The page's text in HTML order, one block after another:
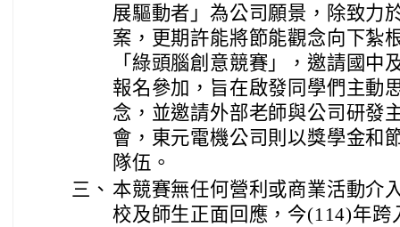
展驅動者」為公司願景，除致力
案，更期許能將節能觀念向下紮
「綠頭腦創意競賽」，邀請國中
報名參加，旨在啟發同學們主動
念，並邀請外部老師與公司研發
會，東元電機公司則以獎學金和
隊伍。
三、 本競賽無任何營利或商業活動介
校及師生正面回應，今(114)年